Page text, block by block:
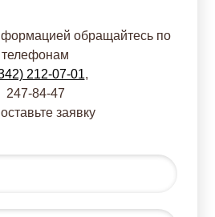
обращайтесь по
телефонам
212-07-01,
247-84-47
заявку